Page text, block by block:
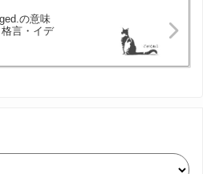
の意味
言・イデ